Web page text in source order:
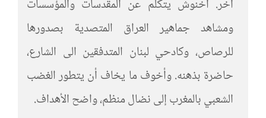
آخر. أخنوش يتكلم عن المقدسات والمؤسسات
ومشاهد جماهير العراق المتصدية بصدورها
للرصاص، وكادحي لبنان المتدفقين الى الشارع،
حاضرة بذهنه. وأخوف ما يخاف أن يتطور الغضب
الشعبي بالمغرب إلى نضال منظم، واضح الأهداف.